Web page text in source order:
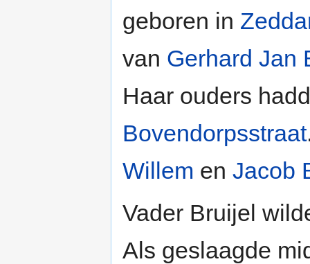
geboren in
van Gerhard Jan
Haar ouders
Bovendorpsstraat
Willem en Jacob
Vader Bruijel
Als geslaagde